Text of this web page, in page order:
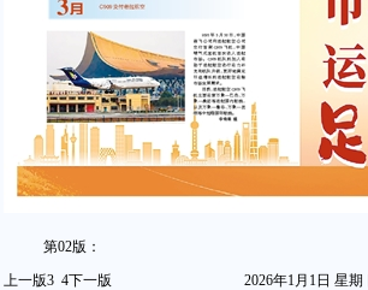
第02版：
上一版3 4下一版 2026年1月1日 星期